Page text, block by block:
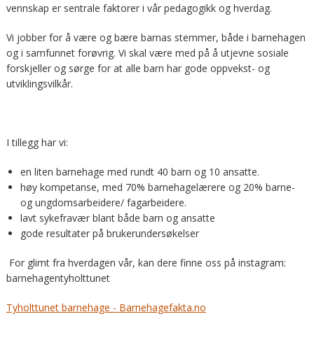
vennskap er sentrale faktorer i vår pedagogikk og hverdag.
Vi jobber for å være og bære barnas stemmer, både i barnehagen
og i samfunnet forøvrig. Vi skal være med på å utjevne sosiale
forskjeller og sørge for at alle barn har gode oppvekst- og
utviklingsvilkår.
I tillegg har vi:
en liten barnehage med rundt 40 barn og 10 ansatte.
høy kompetanse, med 70% barnehagelærere og 20% barne-
og ungdomsarbeidere/ fagarbeidere.
lavt sykefravær blant både barn og ansatte
gode resultater på brukerundersøkelser
For glimt fra hverdagen vår, kan dere finne oss på instagram:
barnehagentyholttunet
Tyholttunet barnehage - Barnehagefakta.no